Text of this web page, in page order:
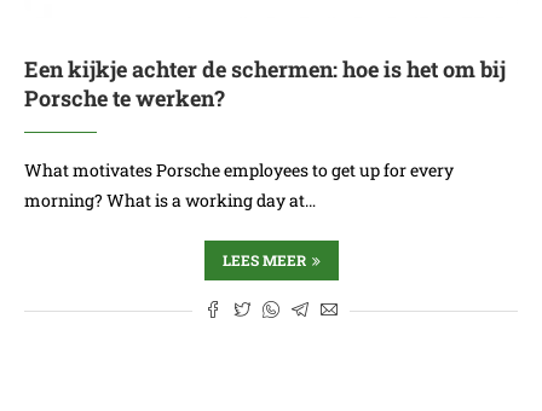
Een kijkje achter de schermen: hoe is het om bij
Porsche te werken?
What motivates Porsche employees to get up for every
morning? What is a working day at…
LEES MEER